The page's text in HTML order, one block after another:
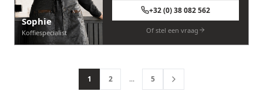
Sophie
Koffiespecialist
+32 (0) 38 082 562
Of stel een vraag
1 2 ... 5